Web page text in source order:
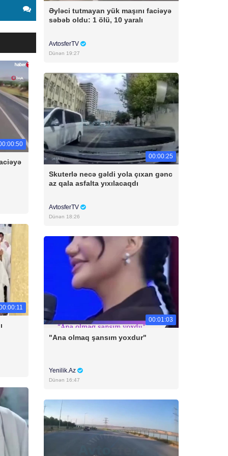
Əyləci tutmayan yük maşını faciəyə
səbəb oldu: 1 ölü, 10 yaralı
AvtosferTV
Dünən 19:27
00:00:25
Skuterlə necə gəldi yola çıxan gənc
az qala asfalta yıxılacaqdı
AvtosferTV
Dünən 18:26
00:01:03
"Ana olmaq şansım yoxdur"
Yenilik.Az
Dünən 16:47